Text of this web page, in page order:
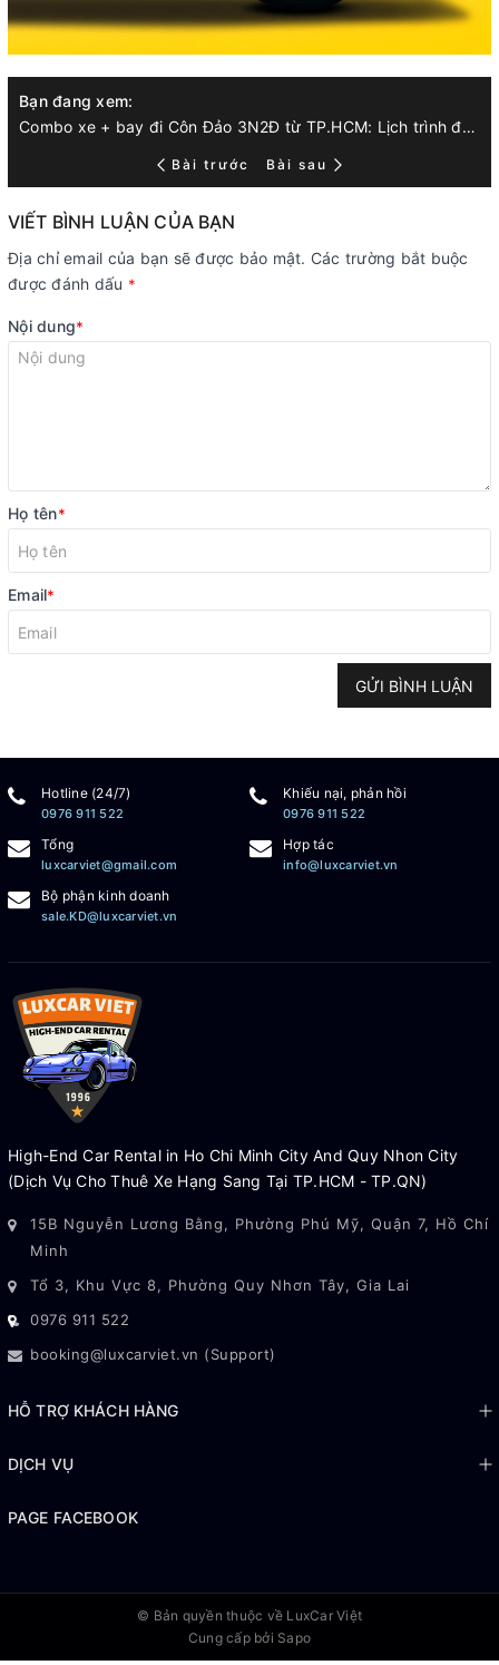
Bạn đang xem:
Combo xe + bay đi Côn Đảo 3N2Đ từ TP.HCM: Lịch trình đền chùa – bãi biển – ẩm thực, tối ưu giờ bay & di chuyển
Bài trước Bài sau
VIẾT BÌNH LUẬN CỦA BẠN
Địa chỉ email của bạn sẽ được bảo mật. Các trường bắt buộc
được đánh dấu *
Nội dung*
Họ tên*
Email*
GỬI BÌNH LUẬN
Hotline (24/7)
0976 911 522
Khiếu nại, phản hồi
0976 911 522
Tổng
luxcarviet@gmail.com
Hợp tác
info@luxcarviet.vn
Bộ phận kinh doanh
sale.KD@luxcarviet.vn
High-End Car Rental in Ho Chi Minh City And Quy Nhon City
(Dịch Vụ Cho Thuê Xe Hạng Sang Tại TP.HCM - TP.QN)
15B Nguyễn Lương Bằng, Phường Phú Mỹ, Quận 7, Hồ Chí
Minh
Tổ 3, Khu Vực 8, Phường Quy Nhơn Tây, Gia Lai
0976 911 522
booking@luxcarviet.vn (Support)
HỖ TRỢ KHÁCH HÀNG
DỊCH VỤ
PAGE FACEBOOK
© Bản quyền thuộc về LuxCar Việt
Cung cấp bởi Sapo